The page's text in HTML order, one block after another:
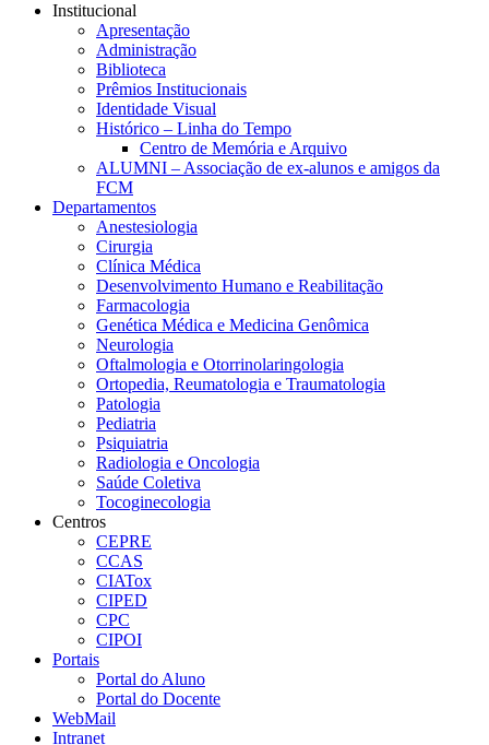
Institucional
Apresentação
Administração
Biblioteca
Prêmios Institucionais
Identidade Visual
Histórico – Linha do Tempo
Centro de Memória e Arquivo
ALUMNI – Associação de ex-alunos e amigos da
FCM
Departamentos
Anestesiologia
Cirurgia
Clínica Médica
Desenvolvimento Humano e Reabilitação
Farmacologia
Genética Médica e Medicina Genômica
Neurologia
Oftalmologia e Otorrinolaringologia
Ortopedia, Reumatologia e Traumatologia
Patologia
Pediatria
Psiquiatria
Radiologia e Oncologia
Saúde Coletiva
Tocoginecologia
Centros
CEPRE
CCAS
CIATox
CIPED
CPC
CIPOI
Portais
Portal do Aluno
Portal do Docente
WebMail
Intranet